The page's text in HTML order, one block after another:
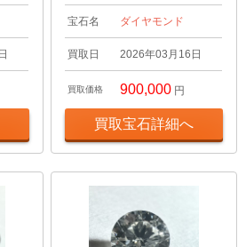
宝石名 ダイヤモンド
買取日 2026年03月16日
買取価格 900,000 円
買取宝石詳細へ